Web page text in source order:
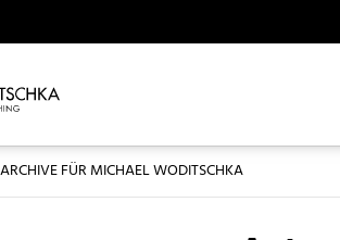
AKTUELL: ARCHIVE FÜR MICHAEL WODITSCHKA
ARCHIVE FÜR MICHAEL WODITSCHKA